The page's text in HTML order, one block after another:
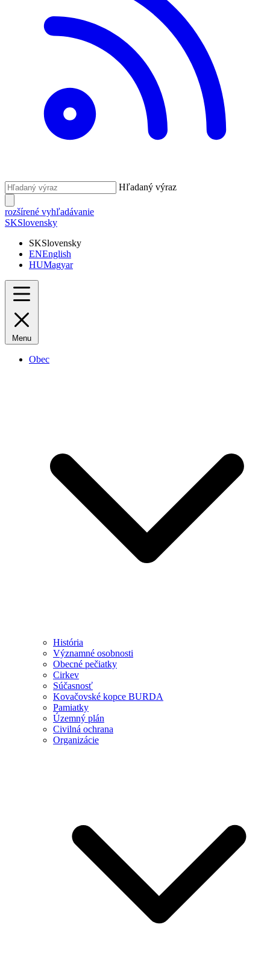
Hľadaný výraz
rozšírené vyhľadávanie
SKSlovensky
SKSlovensky
ENEnglish
HUMagyar
Menu
Obec
História
Významné osobnosti
Obecné pečiatky
Cirkev
Súčasnosť
Kovačovské kopce BURDA
Pamiatky
Územný plán
Civilná ochrana
Organizácie